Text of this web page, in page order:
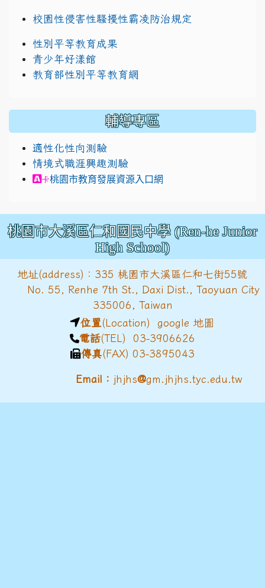
校園性侵害性騷擾性霸凌防治規定
性別平等教育成果
青少年好漾館
教育部性別平等教育網
輔導專區
適性化性向測驗
情境式職涯興趣測驗
link to https://exam.career.ntnu.edu.tw/cit/
卡桃園市教育發展資源入口網
桃園市大溪區仁和國民中學 (Ren-he Junior
High School)
地址(address)：335 桃園市大溪區仁和七街55號
No. 55, Renhe 7th St., Daxi Dist., Taoyuan City
335006, Taiwan
位置(Location) google 地圖
電話(TEL) 03-3906626
傳真(FAX) 03-3895043
Email： jhjhs@gm.jhjhs.tyc.edu.tw